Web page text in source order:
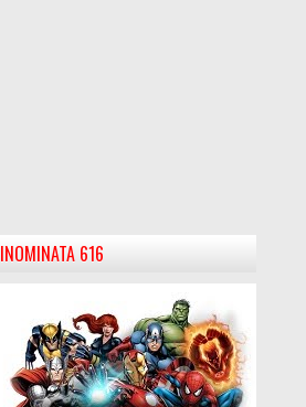
INOMINATA 616